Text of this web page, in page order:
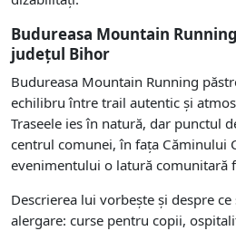
Budureasa Mountain
județul Bihor
Budureasa Mountain Running
echilibru între trail autentic și
Traseele ies în natură, dar punctul
centrul comunei, în fața Căminului
evenimentului o latură comunitară
Descrierea lui vorbește și despre
alergare: curse pentru copii,